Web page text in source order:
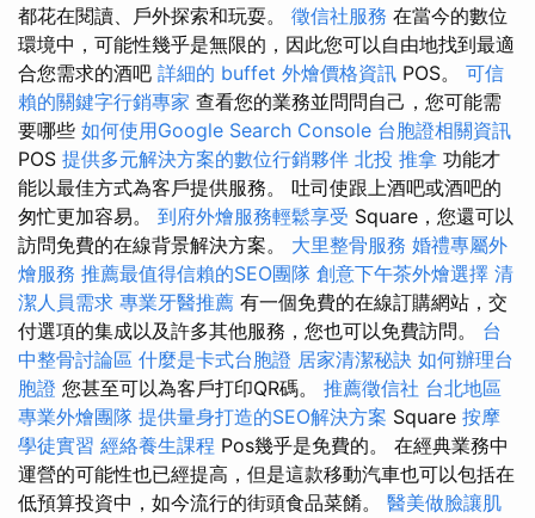
都花在閱讀、戶外探索和玩耍。 徵信社服務 在當今的數位
環境中，可能性幾乎是無限的，因此您可以自由地找到最適
合您需求的酒吧 詳細的 buffet 外燴價格資訊 POS。 可信
賴的關鍵字行銷專家 查看您的業務並問問自己，您可能需
要哪些 如何使用Google Search Console 台胞證相關資訊
POS 提供多元解決方案的數位行銷夥伴 北投 推拿 功能才
能以最佳方式為客戶提供服務。 吐司使跟上酒吧或酒吧的
匆忙更加容易。 到府外燴服務輕鬆享受 Square，您還可以
訪問免費的在線背景解決方案。 大里整骨服務 婚禮專屬外
燴服務 推薦最值得信賴的SEO團隊 創意下午茶外燴選擇 清
潔人員需求 專業牙醫推薦 有一個免費的在線訂購網站，交
付選項的集成以及許多其他服務，您也可以免費訪問。 台
中整骨討論區 什麼是卡式台胞證 居家清潔秘訣 如何辦理台
胞證 您甚至可以為客戶打印QR碼。 推薦徵信社 台北地區
專業外燴團隊 提供量身打造的SEO解決方案 Square 按摩
學徒實習 經絡養生課程 Pos幾乎是免費的。 在經典業務中
運營的可能性也已經提高，但是這款移動汽車也可以包括在
低預算投資中，如今流行的街頭食品菜餚。 醫美做臉讓肌